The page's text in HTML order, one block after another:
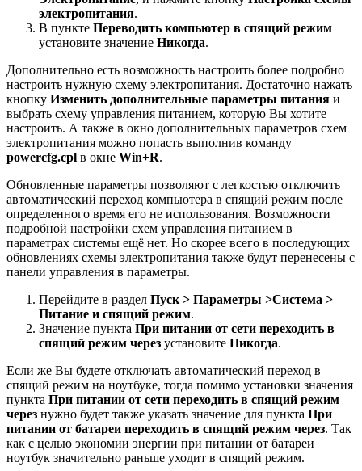
электропитания.
В пункте Переводить компьютер в спящий режим
установите значение Никогда.
Дополнительно есть возможность настроить более подробно
настроить нужную схему электропитания. Достаточно нажать
кнопку Изменить дополнительные параметры питания и
выбрать схему управления питанием, которую Вы хотите
настроить. А также в окно дополнительных параметров схем
электропитания можно попасть выполнив команду
powercfg.cpl в окне Win+R.
Обновленные параметры позволяют с легкостью отключить
автоматический переход компьютера в спящий режим после
определенного время его не использования. Возможности
подробной настройки схем управления питанием в
параметрах системы ещё нет. Но скорее всего в последующих
обновлениях схемы электропитания также будут перенесены с
панели управления в параметры.
Перейдите в раздел Пуск > Параметры >Система >
Питание и спящий режим.
Значение пункта При питании от сети переходить в
спящий режим через установите Никогда.
Если же Вы будете отключать автоматический переход в
спящий режим на ноутбуке, тогда помимо установки значения
пункта При питании от сети переходить в спящий режим
через нужно будет также указать значение для пункта При
питании от батареи переходить в спящий режим через. Так
как с целью экономии энергии при питании от батареи
ноутбук значительно раньше уходит в спящий режим.